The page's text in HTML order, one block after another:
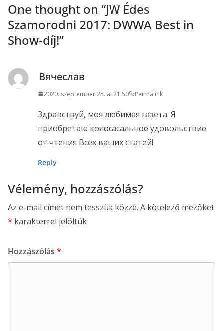
One thought on “JW Édes
Szamorodni 2017: DWWA Best in
Show-díj!”
Вячеслав
2020. szeptember 25. at 21:50 Permalink
Здравствуй, моя любимая газета. Я
приобретаю колосасальное удовольствие
от чтения Всех ваших статей!
Reply
Vélemény, hozzászólás?
Az e-mail címet nem tesszük közzé. A kötelező mezőket
* karakterrel jelöltük
Hozzászólás *